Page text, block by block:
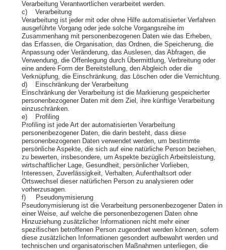
Verarbeitung Verantwortlichen verarbeitet werden.
c) Verarbeitung
Verarbeitung ist jeder mit oder ohne Hilfe automatisierter Verfahren
ausgeführte Vorgang oder jede solche Vorgangsreihe im
Zusammenhang mit personenbezogenen Daten wie das Erheben,
das Erfassen, die Organisation, das Ordnen, die Speicherung, die
Anpassung oder Veränderung, das Auslesen, das Abfragen, die
Verwendung, die Offenlegung durch Übermittlung, Verbreitung oder
eine andere Form der Bereitstellung, den Abgleich oder die
Verknüpfung, die Einschränkung, das Löschen oder die Vernichtung.
d) Einschränkung der Verarbeitung
Einschränkung der Verarbeitung ist die Markierung gespeicherter
personenbezogener Daten mit dem Ziel, ihre künftige Verarbeitung
einzuschränken.
e) Profiling
Profiling ist jede Art der automatisierten Verarbeitung
personenbezogener Daten, die darin besteht, dass diese
personenbezogenen Daten verwendet werden, um bestimmte
persönliche Aspekte, die sich auf eine natürliche Person beziehen,
zu bewerten, insbesondere, um Aspekte bezüglich Arbeitsleistung,
wirtschaftlicher Lage, Gesundheit, persönlicher Vorlieben,
Interessen, Zuverlässigkeit, Verhalten, Aufenthaltsort oder
Ortswechsel dieser natürlichen Person zu analysieren oder
vorherzusagen.
f) Pseudonymisierung
Pseudonymisierung ist die Verarbeitung personenbezogener Daten in
einer Weise, auf welche die personenbezogenen Daten ohne
Hinzuziehung zusätzlicher Informationen nicht mehr einer
spezifischen betroffenen Person zugeordnet werden können, sofern
diese zusätzlichen Informationen gesondert aufbewahrt werden und
technischen und organisatorischen Maßnahmen unterliegen, die